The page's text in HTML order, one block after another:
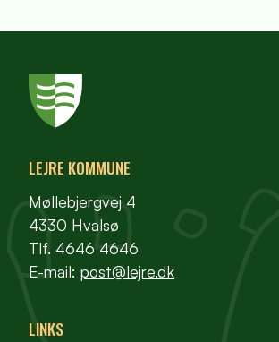
LEJRE KOMMUNE
Møllebjergvej 4
4330 Hvalsø
Tlf. 4646 4646
E-mail: post@lejre.dk
LINKS